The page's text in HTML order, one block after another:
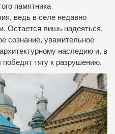
памятника
ведь в селе недавно
Остается лишь надеяться,
сознание, уважительное
наследию и, в
тягу к разрушению.